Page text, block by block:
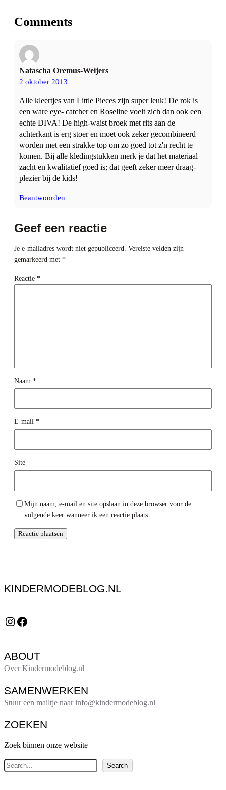
Comments
Natascha Oremus-Weijers
2 oktober 2013
Alle kleertjes van Little Pieces zijn super leuk! De rok is
een ware eye- catcher en Roseline voelt zich dan ook een
echte DIVA! De high-waist broek met rits aan de
achterkant is erg stoer en moet ook zeker gecombineerd
worden met een strakke top om zo goed tot z'n recht te
komen. Bij alle kledingstukken merk je dat het materiaal
zacht en kwalitatief goed is; dat geeft zeker meer draag-
plezier bij de kids!
Beantwoorden
Geef een reactie
Je e-mailadres wordt niet gepubliceerd.
Vereiste velden zijn
gemarkeerd met *
Reactie *
Naam *
E-mail *
Site
Mijn naam, e-mail en site opslaan in deze browser voor de
volgende keer wanneer ik een reactie plaats.
KINDERMODEBLOG.NL
Instagram Facebook
ABOUT
Over Kindermodeblog.nl
SAMENWERKEN
Stuur een mailtje naar info@kindermodeblog.nl
ZOEKEN
Zoek binnen onze website
Z
o
Search